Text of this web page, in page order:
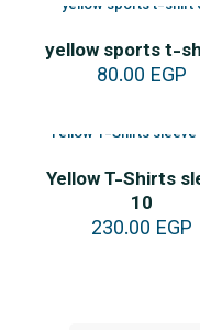
yellow sports t-
80.00 EGP
Yellow T-Shirts
10
230.00 EGP